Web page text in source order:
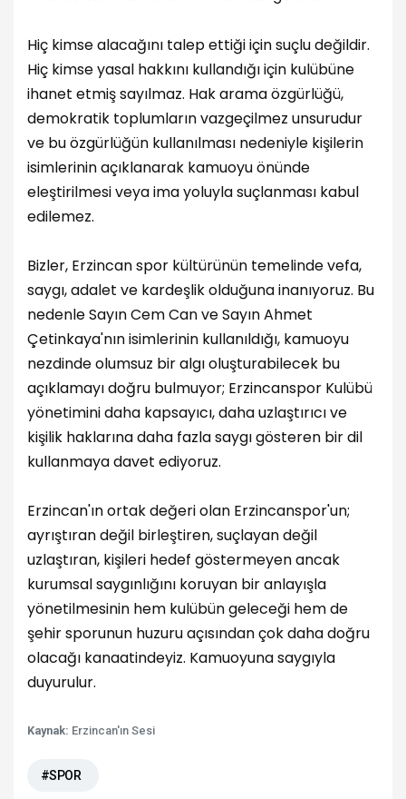
Hiç kimse alacağını talep ettiği için suçlu değildir.
Hiç kimse yasal hakkını kullandığı için kulübüne
ihanet etmiş sayılmaz. Hak arama özgürlüğü,
demokratik toplumların vazgeçilmez unsurudur
ve bu özgürlüğün kullanılması nedeniyle kişilerin
isimlerinin açıklanarak kamuoyu önünde
eleştirilmesi veya ima yoluyla suçlanması kabul
edilemez.
Bizler, Erzincan spor kültürünün temelinde vefa,
saygı, adalet ve kardeşlik olduğuna inanıyoruz. Bu
nedenle Sayın Cem Can ve Sayın Ahmet
Çetinkaya'nın isimlerinin kullanıldığı, kamuoyu
nezdinde olumsuz bir algı oluşturabilecek bu
açıklamayı doğru bulmuyor; Erzincanspor Kulübü
yönetimini daha kapsayıcı, daha uzlaştırıcı ve
kişilik haklarına daha fazla saygı gösteren bir dil
kullanmaya davet ediyoruz.
Erzincan'ın ortak değeri olan Erzincanspor'un;
ayrıştıran değil birleştiren, suçlayan değil
uzlaştıran, kişileri hedef göstermeyen ancak
kurumsal saygınlığını koruyan bir anlayışla
yönetilmesinin hem kulübün geleceği hem de
şehir sporunun huzuru açısından çok daha doğru
olacağı kanaatindeyiz. Kamuoyuna saygıyla
duyurulur.
Kaynak: Erzincan'ın Sesi
#SPOR